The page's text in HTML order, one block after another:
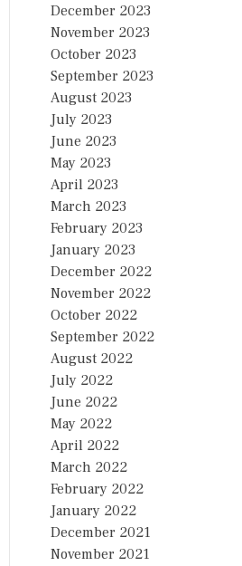
December 2023
November 2023
October 2023
September 2023
August 2023
July 2023
June 2023
May 2023
April 2023
March 2023
February 2023
January 2023
December 2022
November 2022
October 2022
September 2022
August 2022
July 2022
June 2022
May 2022
April 2022
March 2022
February 2022
January 2022
December 2021
November 2021